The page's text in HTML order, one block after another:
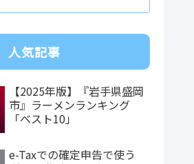
人気記事
【2025年版】『岩手県盛岡
市』ラーメンランキング
「ベスト10」
e-Taxでの確定申告で使う